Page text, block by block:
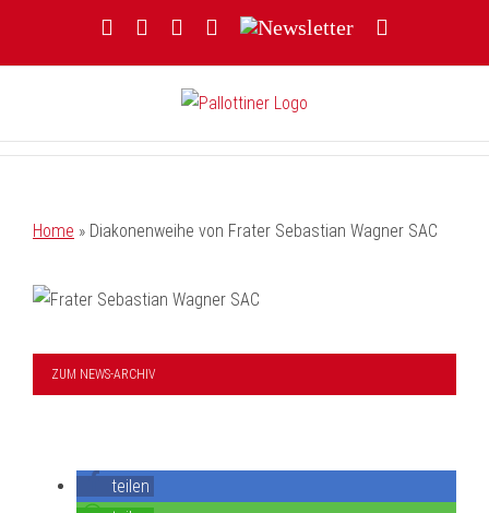
FacebookYouTubeInstagram
Threads
Newsletter
Home » Diakonenweihe von Frater Sebastian Wagner SAC
ZUM NEWS-ARCHIV
teilen